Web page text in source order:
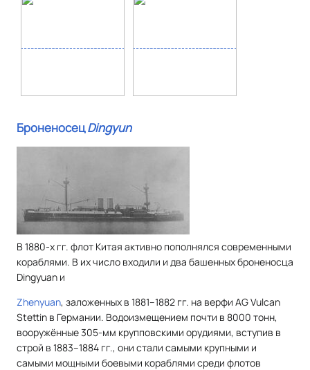
БроненосецDingyun
В 1880-х гг. флот Китая активно пополнялся современными
кораблями. В их число входили и два башенных броненосца
Dingyuan и
Zhenyuan, заложенных в 1881–1882 гг. на верфи AG Vulcan
Stettin в Германии. Водоизмещением почти в 8000 тонн,
вооружённые 305-мм крупповскими орудиями, вступив в
строй в 1883–1884 гг., они стали самыми крупными и
самыми мощными боевыми кораблями среди флотов